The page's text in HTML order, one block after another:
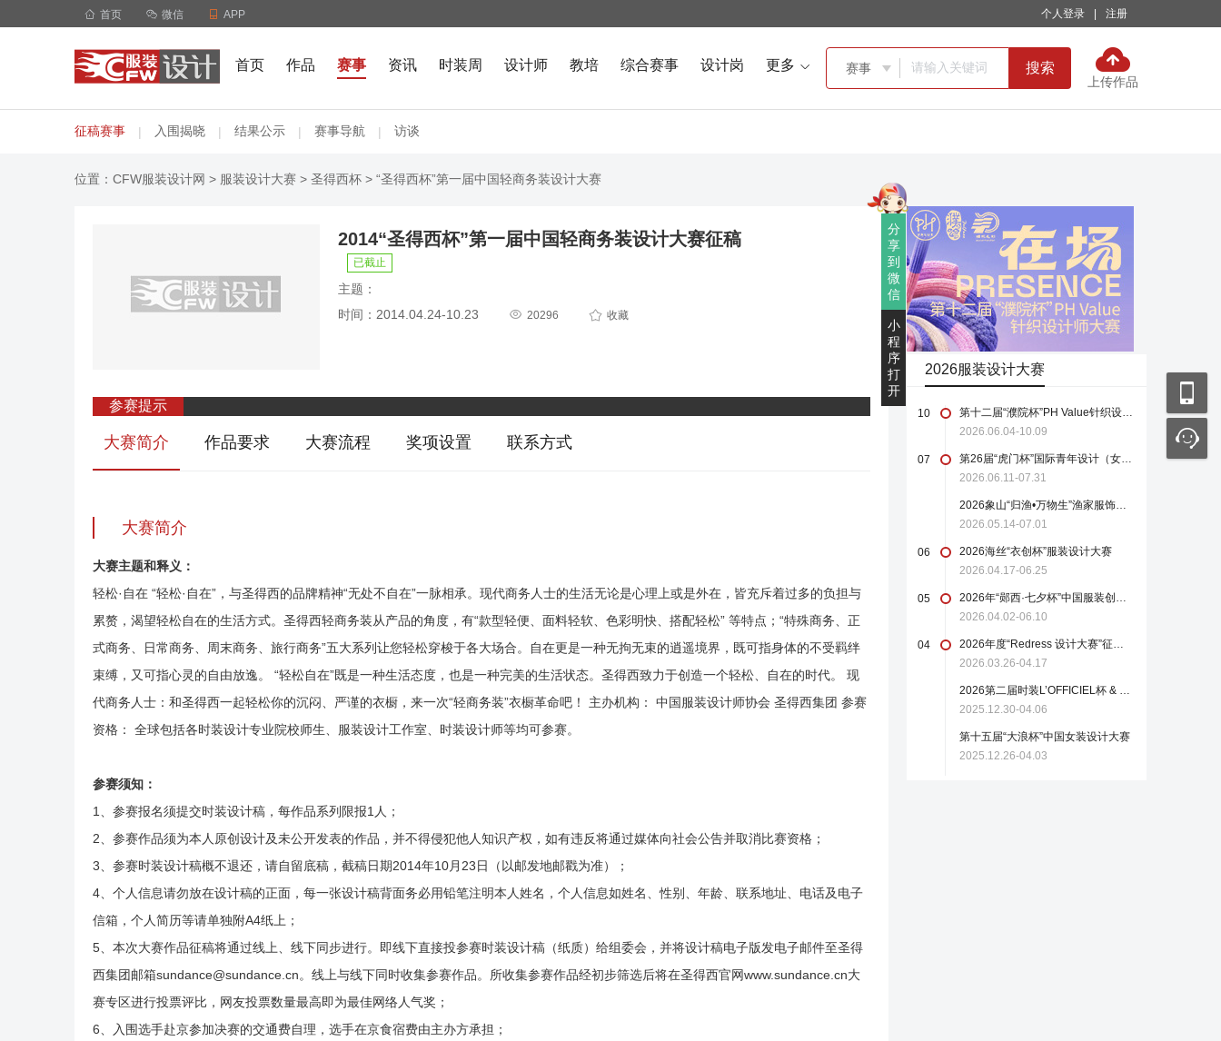
 首页  微信  APP 个人登录 注册
首页 作品 赛事 资讯 时装周 设计师 教培 综合赛事 设计岗 更多  赛事  搜索
上传作品
征稿赛事 | 入围揭晓 | 结果公示 | 赛事导航 | 访谈
位置： CFW服装设计网 > 服装设计大赛 > 圣得西杯 > “圣得西杯”第一届中国轻商务装设计大赛
分
享
到
微
信
小
程
序
打
开
2014“圣得西杯”第一届中国轻商务装设计大赛征稿
已截止
主题：
时间：2014.04.24-10.23
 20296  收藏
参赛提示
大赛简介 作品要求 大赛流程 奖项设置 联系方式
大赛简介
大赛主题和释义：
轻松·自在 “轻松·自在”，与圣得西的品牌精神“无处不自在”一脉相承。现代商务人士的生活无论是心理上或是外在，皆充斥着过多的负担与
累赘，渴望轻松自在的生活方式。圣得西轻商务装从产品的角度，有“款型轻便、面料轻软、色彩明快、搭配轻松” 等特点；“特殊商务、正
式商务、日常商务、周末商务、旅行商务”五大系列让您轻松穿梭于各大场合。自在更是一种无拘无束的逍遥境界，既可指身体的不受羁绊
束缚，又可指心灵的自由放逸。 “轻松自在”既是一种生活态度，也是一种完美的生活状态。圣得西致力于创造一个轻松、自在的时代。 现
代商务人士：和圣得西一起轻松你的沉闷、严谨的衣橱，来一次“轻商务装”衣橱革命吧！ 主办机构： 中国服装设计师协会 圣得西集团 参赛
资格： 全球包括各时装设计专业院校师生、服装设计工作室、时装设计师等均可参赛。
参赛须知：
1、参赛报名须提交时装设计稿，每作品系列限报1人；
2、参赛作品须为本人原创设计及未公开发表的作品，并不得侵犯他人知识产权，如有违反将通过媒体向社会公告并取消比赛资格；
3、参赛时装设计稿概不退还，请自留底稿，截稿日期2014年10月23日（以邮发地邮戳为准）；
4、个人信息请勿放在设计稿的正面，每一张设计稿背面务必用铅笔注明本人姓名，个人信息如姓名、性别、年龄、联系地址、电话及电子
信箱，个人简历等请单独附A4纸上；
5、本次大赛作品征稿将通过线上、线下同步进行。即线下直接投参赛时装设计稿（纸质）给组委会，并将设计稿电子版发电子邮件至圣得
西集团邮箱sundance@sundance.cn。线上与线下同时收集参赛作品。所收集参赛作品经初步筛选后将在圣得西官网www.sundance.cn大
赛专区进行投票评比，网友投票数量最高即为最佳网络人气奖；
6、入围选手赴京参加决赛的交通费自理，选手在京食宿费由主办方承担；
2026服装设计大赛
10
第十二届“濮院杯”PH Value针织设计师大赛
2026.06.04-10.09
07
第26届“虎门杯”国际青年设计（女装）大赛
2026.06.11-07.31
2026象山“归渔•万物生”渔家服饰设计大赛
2026.05.14-07.01
06
2026海丝“衣创杯”服装设计大赛
2026.04.17-06.25
05
2026年“郧西·七夕杯”中国服装创新设计大赛
2026.04.02-06.10
04
2026年度“Redress 设计大赛”征稿启事
2026.03.26-04.17
2026第二届时装L’OFFICIEL杯 & 中国轻纺城国际设计大师赛
2025.12.30-04.06
第十五届“大浪杯”中国女装设计大赛
2025.12.26-04.03